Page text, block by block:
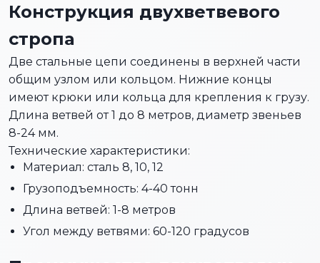
Конструкция двухветвевого
стропа
Две стальные цепи соединены в верхней части
общим узлом или кольцом. Нижние концы
имеют крюки или кольца для крепления к грузу.
Длина ветвей от 1 до 8 метров, диаметр звеньев
8-24 мм.
Технические характеристики:
Материал: сталь 8, 10, 12
Грузоподъемность: 4-40 тонн
Длина ветвей: 1-8 метров
Угол между ветвями: 60-120 градусов